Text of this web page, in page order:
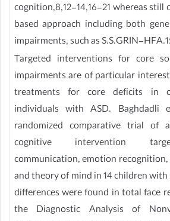
cognition,8,12-14,16-21 whereas
based approach including both
impairments, such as S.S.GRIN-
Targeted interventions for core
impairments are of particular
treatments for core deficits in
individuals with ASD. Baghdadli
randomized comparative trial of
cognitive intervention
communication, emotion recognition,
and theory of mind in 14 children
differences were found in total face
the Diagnostic Analysis of